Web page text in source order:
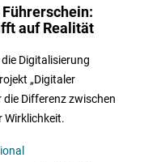
auf Realität
Digitalisierung
„Digitaler
Differenz zwischen
Wirklichkeit.